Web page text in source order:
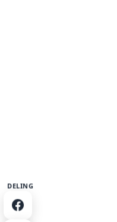
DELING
Del på Facebook